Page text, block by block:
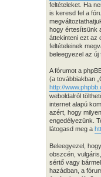
feltételeket. Ha
is keresd fel a
hogy értesítsünk
áttekinteni ezt az
feltételeinek
beleegyezel az új
A fórumot a
(a továbbiakban
http://
weboldalról
internet alapú
azért, hogy
engedélyezünk.
látogasd meg a
Beleegyezel,
obszcén,
sértő vagy
hazádban, a